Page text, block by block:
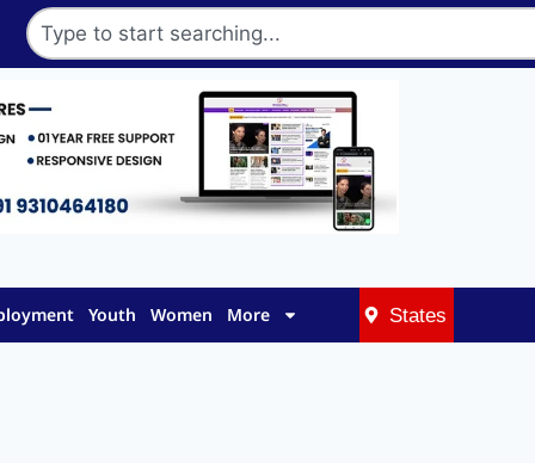
Youth Women More States